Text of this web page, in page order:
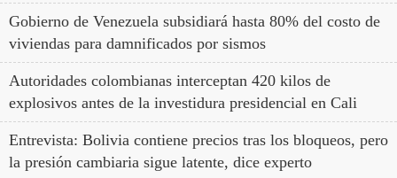
Gobierno de Venezuela subsidiará hasta 80% del costo de
viviendas para damnificados por sismos
Autoridades colombianas interceptan 420 kilos de
explosivos antes de la investidura presidencial en Cali
Entrevista: Bolivia contiene precios tras los bloqueos, pero
la presión cambiaria sigue latente, dice experto